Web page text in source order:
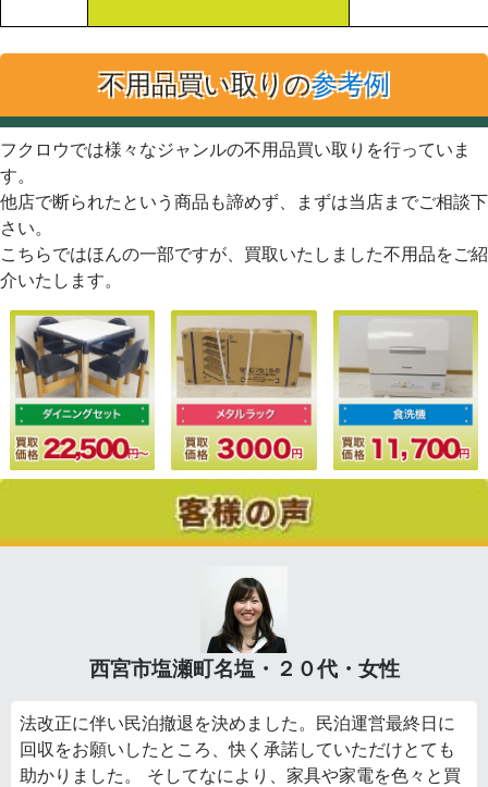
不用品買い取りの参考例
フクロウでは様々なジャンルの不用品買い取りを行っていま
す。
他店で断られたという商品も諦めず、まずは当店までご相談下
さい。
こちらではほんの一部ですが、買取いたしました不用品をご紹
介いたします。
西宮市塩瀬町名塩・２０代・女性
法改正に伴い民泊撤退を決めました。民泊運営最終日に
回収をお願いしたところ、快く承諾していただけとても
助かりました。 そしてなにより、家具や家電を色々と買